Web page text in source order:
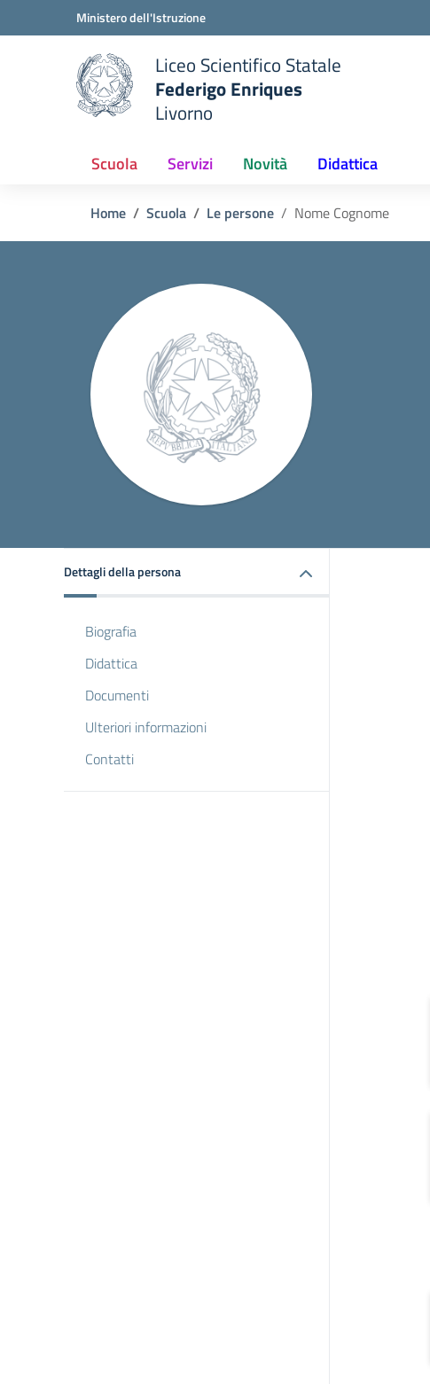
Vai ai contenuti
Vai al menu di navigazione
Ministero dell'Istruzione
Liceo Scientifico Statale
Federigo Enriques
Livorno
Scuola Servizi Novità Didattica
Home Scuola Le persone Nome Cognome
Dettagli della persona
Biografia
Didattica
Documenti
Ulteriori informazioni
Contatti